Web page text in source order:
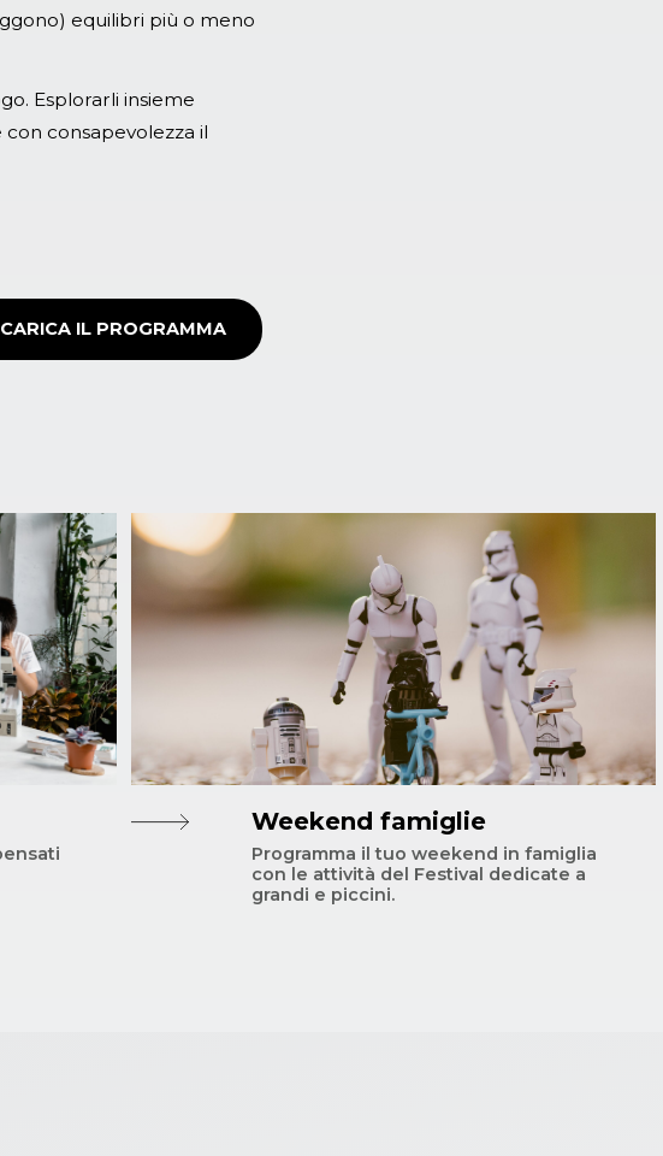
equilibri più o meno
Esplorarli insieme
consapevolezza il
IL PROGRAMMA
Weekend famiglie
Programma il tuo weekend in famiglia
con le attività del Festival dedicate a
grandi e piccini.